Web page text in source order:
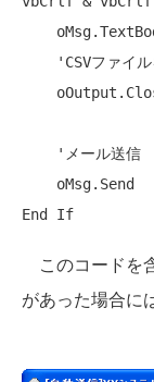
'CSVファイ
'メール送信
End
If
このコードを
があった場合に